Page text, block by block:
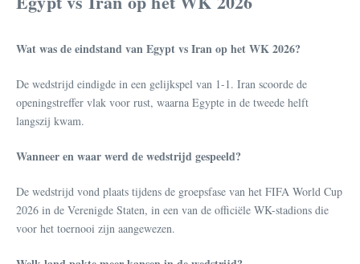
Wat was de eindstand van Egypt vs Iran op het WK 2026?
De wedstrijd eindigde in een gelijkspel van 1-1. Iran scoorde de
openingstreffer vlak voor rust, waarna Egypte in de tweede helft
langszij kwam.
Wanneer en waar werd de wedstrijd gespeeld?
De wedstrijd vond plaats tijdens de groepsfase van het FIFA World Cup
2026 in de Verenigde Staten, in een van de officiële WK-stadions die
voor het toernooi zijn aangewezen.